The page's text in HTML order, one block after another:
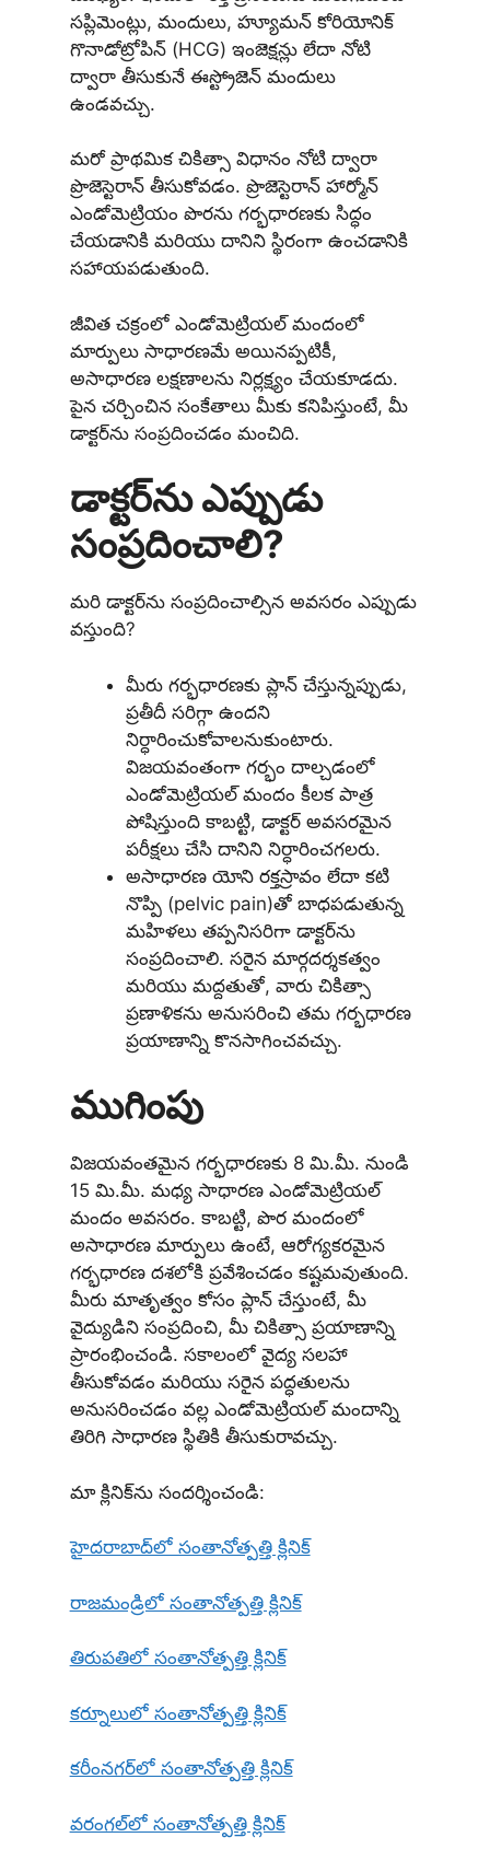
సప్లిమెంట్లు, మందులు, హ్యూమన్ కోరియోనిక్
గొనాడోట్రోపిన్ (HCG) ఇంజెక్షన్లు లేదా నోటి
ద్వారా తీసుకునే ఈస్ట్రోజెన్ మందులు
ఉండవచ్చు.
మరో ప్రాథమిక చికిత్సా విధానం నోటి ద్వారా
ప్రొజెస్టెరాన్ తీసుకోవడం. ప్రొజెస్టెరాన్ హార్మోన్
ఎండోమెట్రియం పొరను గర్భధారణకు సిద్ధం
చేయడానికి మరియు దానిని స్థిరంగా ఉంచడానికి
సహాయపడుతుంది.
జీవిత చక్రంలో ఎండోమెట్రియల్ మందంలో
మార్పులు సాధారణమే అయినప్పటికీ,
అసాధారణ లక్షణాలను నిర్లక్ష్యం చేయకూడదు.
పైన చర్చించిన సంకేతాలు మీకు కనిపిస్తుంటే, మీ
డాక్టర్‌ను సంప్రదించడం మంచిది.
డాక్టర్‌ను ఎప్పుడు
సంప్రదించాలి?
మరి డాక్టర్‌ను సంప్రదించాల్సిన అవసరం ఎప్పుడు
వస్తుంది?
మీరు గర్భధారణకు ప్లాన్ చేస్తున్నప్పుడు,
ప్రతీదీ సరిగ్గా ఉందని
నిర్ధారించుకోవాలనుకుంటారు.
విజయవంతంగా గర్భం దాల్చడంలో
ఎండోమెట్రియల్ మందం కీలక పాత్ర
పోషిస్తుంది కాబట్టి, డాక్టర్ అవసరమైన
పరీక్షలు చేసి దానిని నిర్ధారించగలరు.
అసాధారణ యోని రక్తస్రావం లేదా కటి
నొప్పి (pelvic pain)తో బాధపడుతున్న
మహిళలు తప్పనిసరిగా డాక్టర్‌ను
సంప్రదించాలి. సరైన మార్గదర్శకత్వం
మరియు మద్దతుతో, వారు చికిత్సా
ప్రణాళికను అనుసరించి తమ గర్భధారణ
ప్రయాణాన్ని కొనసాగించవచ్చు.
ముగింపు
విజయవంతమైన గర్భధారణకు 8 మి.మీ. నుండి
15 మి.మీ. మధ్య సాధారణ ఎండోమెట్రియల్
మందం అవసరం. కాబట్టి, పొర మందంలో
అసాధారణ మార్పులు ఉంటే, ఆరోగ్యకరమైన
గర్భధారణ దశలోకి ప్రవేశించడం కష్టమవుతుంది.
మీరు మాతృత్వం కోసం ప్లాన్ చేస్తుంటే, మీ
వైద్యుడిని సంప్రదించి, మీ చికిత్సా ప్రయాణాన్ని
ప్రారంభించండి. సకాలంలో వైద్య సలహా
తీసుకోవడం మరియు సరైన పద్ధతులను
అనుసరించడం వల్ల ఎండోమెట్రియల్ మందాన్ని
తిరిగి సాధారణ స్థితికి తీసుకురావచ్చు.
మా క్లినిక్‌ను సందర్శించండి:
హైదరాబాద్‌లో సంతానోత్పత్తి క్లినిక్
రాజమండ్రిలో సంతానోత్పత్తి క్లినిక్
తిరుపతిలో సంతానోత్పత్తి క్లినిక్
కర్నూలులో సంతానోత్పత్తి క్లినిక్
కరీంనగర్‌లో సంతానోత్పత్తి క్లినిక్
వరంగల్‌లో సంతానోత్పత్తి క్లినిక్